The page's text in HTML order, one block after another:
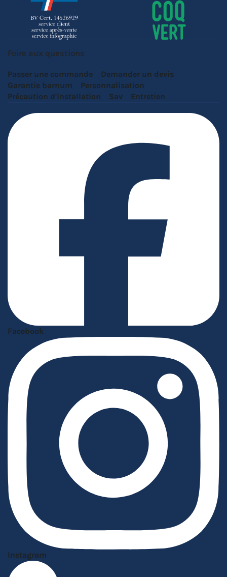
Foire aux questions
Passer une commande
Demander un devis
Garantie barnum
Personnalisation
Précaution d'installation
Sav Entretien
Facebook
Instagram